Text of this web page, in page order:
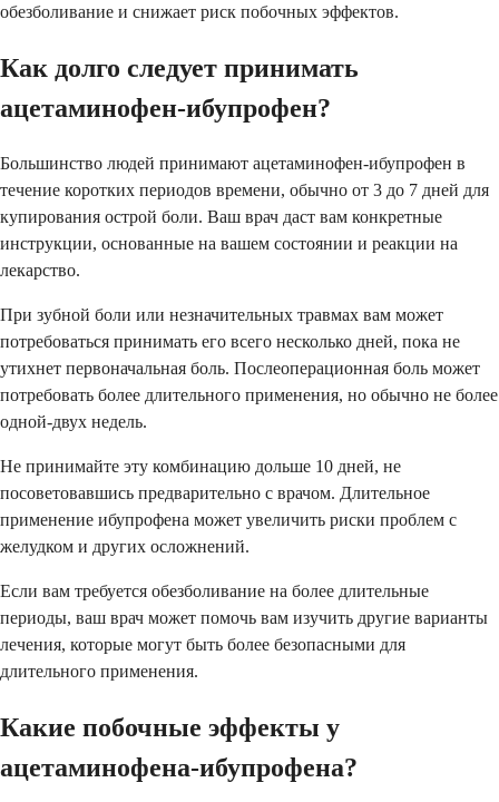
обезболивание и снижает риск побочных эффектов.
Как долго следует принимать
ацетаминофен-ибупрофен?
Большинство людей принимают ацетаминофен-ибупрофен в
течение коротких периодов времени, обычно от 3 до 7 дней для
купирования острой боли. Ваш врач даст вам конкретные
инструкции, основанные на вашем состоянии и реакции на
лекарство.
При зубной боли или незначительных травмах вам может
потребоваться принимать его всего несколько дней, пока не
утихнет первоначальная боль. Послеоперационная боль может
потребовать более длительного применения, но обычно не более
одной-двух недель.
Не принимайте эту комбинацию дольше 10 дней, не
посоветовавшись предварительно с врачом. Длительное
применение ибупрофена может увеличить риски проблем с
желудком и других осложнений.
Если вам требуется обезболивание на более длительные
периоды, ваш врач может помочь вам изучить другие варианты
лечения, которые могут быть более безопасными для
длительного применения.
Какие побочные эффекты у
ацетаминофена-ибупрофена?